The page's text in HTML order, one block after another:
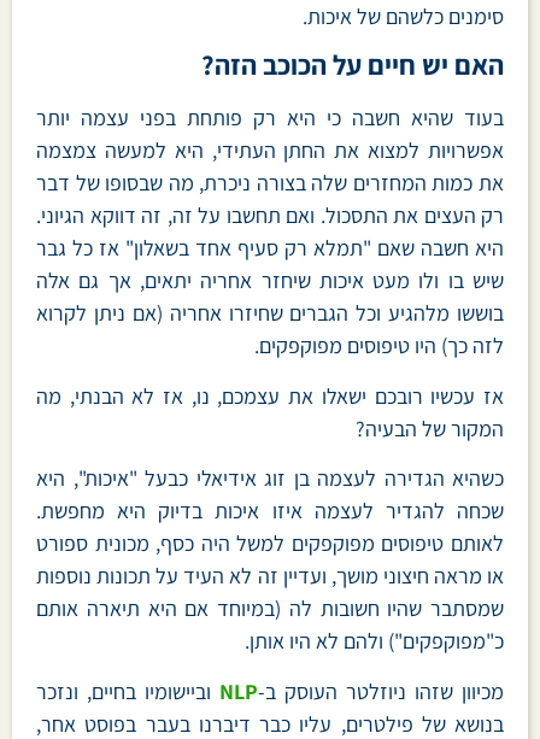
סימנים כלשהם של איכות.
האם יש חיים על הכוכב הזה?
בעוד שהיא חשבה כי היא רק פותחת בפני עצמה יותר
אפשרויות למצוא את החתן העתידי, היא למעשה צמצמה
את כמות המחזרים שלה בצורה ניכרת, מה שבסופו של דבר
רק העצים את התסכול. ואם תחשבו על זה, זה דווקא הגיוני.
היא חשבה שאם "תמלא רק סעיף אחד בשאלון" אז כל גבר
שיש בו ולו מעט איכות שיחזר אחריה יתאים, אך גם אלה
בוששו מלהגיע וכל הגברים שחיזרו אחריה (אם ניתן לקרוא
לזה כך) היו טיפוסים מפוקפקים.
אז עכשיו רובכם ישאלו את עצמכם, נו, אז לא הבנתי, מה
המקור של הבעיה?
כשהיא הגדירה לעצמה בן זוג אידיאלי כבעל "איכות", היא
שכחה להגדיר לעצמה איזו איכות בדיוק היא מחפשת.
לאותם טיפוסים מפוקפקים למשל היה כסף, מכונית ספורט
או מראה חיצוני מושך, ועדיין זה לא העיד על תכונות נוספות
שמסתבר שהיו חשובות לה (במיוחד אם היא תיארה אותם
כ"מפוקפקים") ולהם לא היו אותן.
מכיוון שזהו ניוזלטר העוסק ב-NLP וביישומיו בחיים, ונזכר
בנושא של פילטרים, עליו כבר דיברנו בעבר בפוסט אחר,